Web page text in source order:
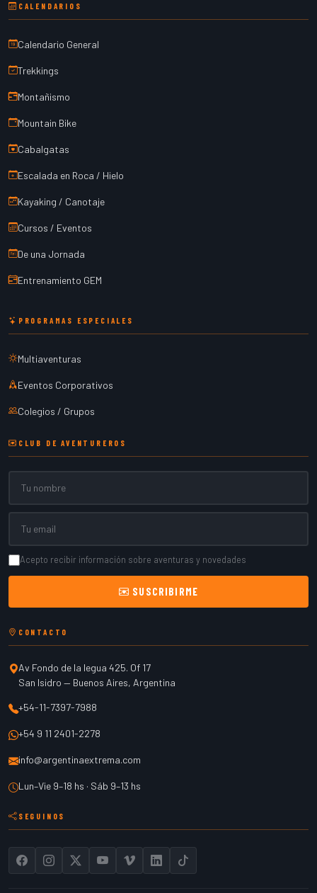
CALENDARIOS
Calendario General
Trekkings
Montañismo
Mountain Bike
Cabalgatas
Escalada en Roca / Hielo
Kayaking / Canotaje
Cursos / Eventos
De una Jornada
Entrenamiento GEM
PROGRAMAS ESPECIALES
Multiaventuras
Eventos Corporativos
Colegios / Grupos
CLUB DE AVENTUREROS
Acepto recibir información sobre aventuras y novedades
SUSCRIBIRME
CONTACTO
Av Fondo de la legua 425. Of 17
San Isidro — Buenos Aires, Argentina
+54-11-7397-7988
+54 9 11 2401-2278
info@argentinaextrema.com
Lun–Vie 9–18 hs · Sáb 9–13 hs
SEGUINOS